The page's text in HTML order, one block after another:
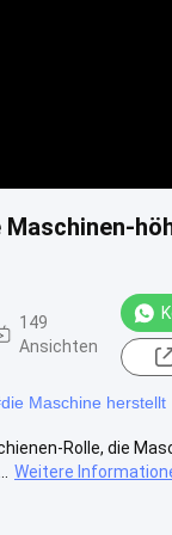
149
Ansichten
die Maschine herstellt
Rolle, die
Weitere